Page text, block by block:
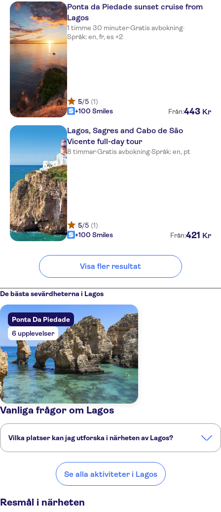
Clube Porto Mos
Hotel Marina Rio
Dom Pedro Lagos
Residencial Sol a Sol
Buganvilia Apartments
Vila Palmeira
Clube Porto Mos
Jardim da Meia Praia
Quinta das Barradas
Monte Rosa
Casa Lusa
Avenida dos Descobrimentos
Don Tenorio Aparthotel
Iberostar Selection Lagos
Algarve
Lagos Youth Hostel
Avenida dos Descobrimentos
Ponta da Piedade sunset cruise from
Lagos
1 timme 30 minuter·Gratis avbokning·
Språk: en, fr, es +2
5/5 (1)
+100 Smiles
Från:443 Kr
Lagos, Sagres and Cabo de São
Vicente full-day tour
8 timmar·Gratis avbokning·Språk: en, pt
5/5 (1)
+100 Smiles
Från:421 Kr
Visa fler resultat
De bästa sevärdheterna i Lagos
Ponta Da Piedade
6 upplevelser
Vanliga frågor om Lagos
Vilka platser kan jag utforska i närheten av Lagos?
Portimão Carrapateira Sagres Armação de Pêra
Se alla aktiviteter i Lagos
Resmål i närheten